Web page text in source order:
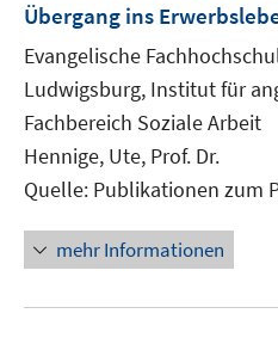
Übergang ins
Evangelische
Ludwigsburg, Institut für
Fachbereich Soziale Arbeit
Hennige, Ute, Prof. Dr.
Quelle: Publikationen zum
mehr Informationen